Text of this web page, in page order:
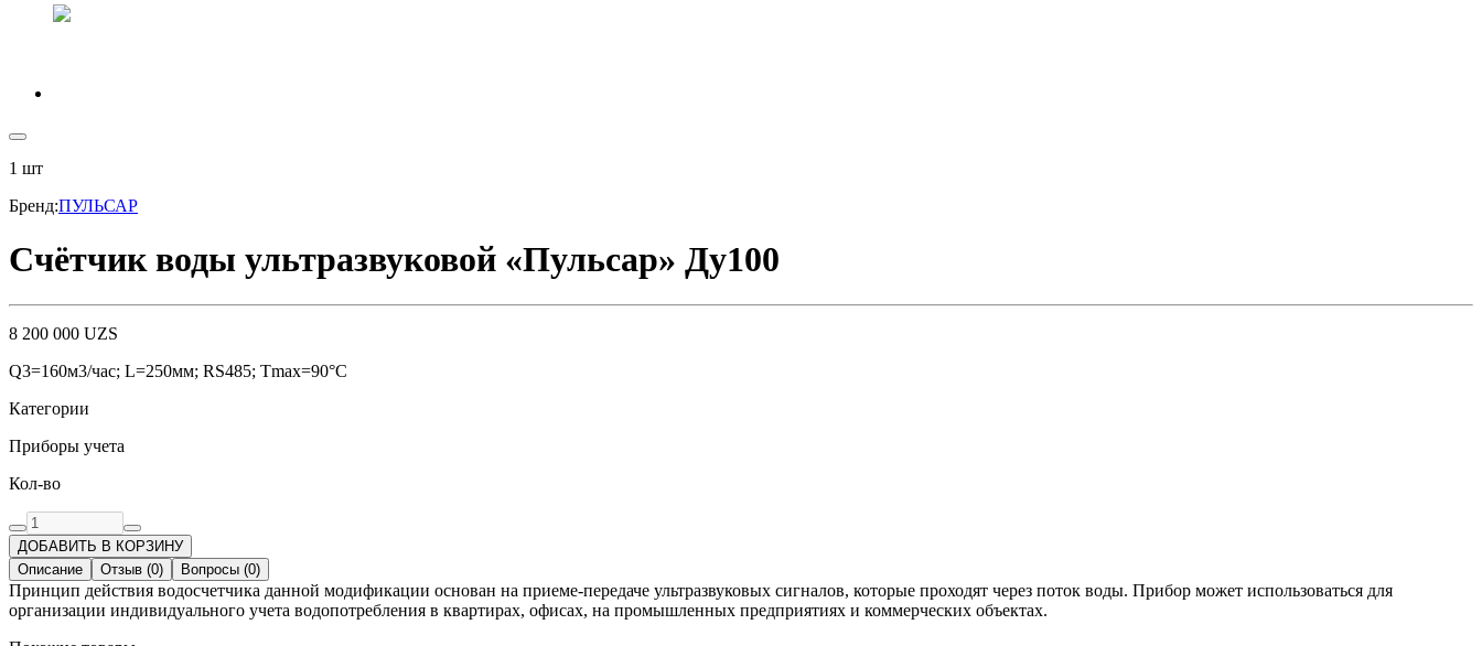
1 шт
Бренд:ПУЛЬСАР
Счётчик воды ультразвуковой «Пульсар» Ду100
8 200 000 UZS
Q3=160м3/час; L=250мм; RS485; Тmax=90°С
Категории
Приборы учета
Кол-во
ДОБАВИТЬ В КОРЗИНУ
Описание
Отзыв (0) Вопросы (0)
Принцип действия водосчетчика данной модификации основан на приеме-передаче ультразвуковых сигналов, которые проходят через поток воды. Прибор может использоваться для
организации индивидуального учета водопотребления в квартирах, офисах, на промышленных предприятиях и коммерческих объектах.